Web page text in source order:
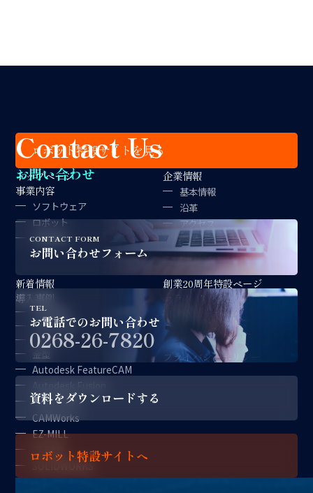
Contact Us
お問い合わせ
CONTACT FORM
お問い合わせフォーム
TEL
お電話でのお問い合わせ
0268-26-7820
資料をダウンロードする
ロボット特設サイトへ
ロボット特設サイトを見る
トップページ
事業内容
ソフトウェア
ロボット
金型製作
企業情報
基本情報
沿革
アクセス
拠点紹介
経営理念
新着情報
導入事例
対談記事
CAD/CAM
ロボット
金型
Autodesk FeatureCAM
Autodesk Fusion
CAM-TOOL
CAMWorks
EZ-MILL
FFCAM
SOLIDWORKS
アプリケーション
創業20周年特設ページ
コラム
採用情報
サポート情報
お問い合わせ
プライバシーポリシー